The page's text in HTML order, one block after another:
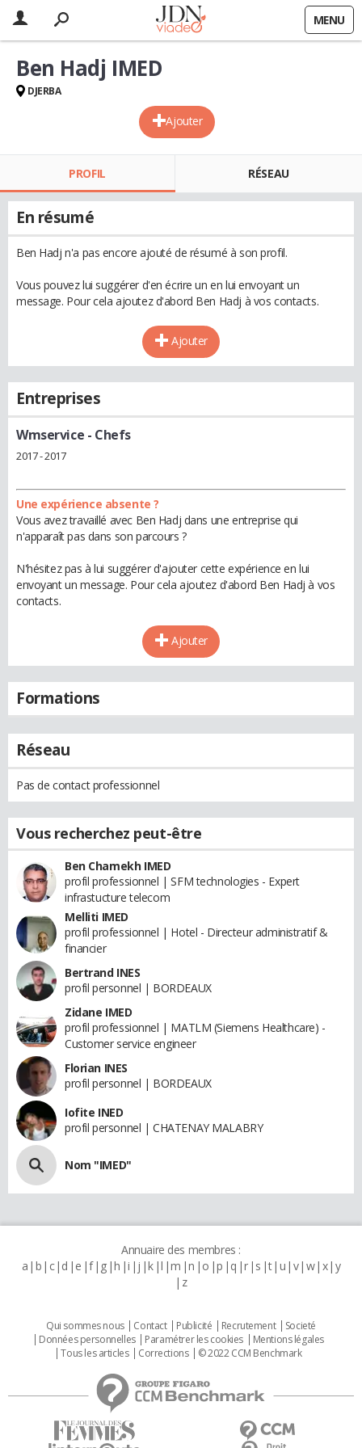
MENU
Ajouter
Ben Hadj IMED
DJERBA
PROFIL RÉSEAU
En résumé
Ben Hadj n'a pas encore ajouté de résumé à son profil.
Vous pouvez lui suggérer d'en écrire un en lui envoyant un
message. Pour cela ajoutez d'abord Ben Hadj à vos contacts.
Ajouter
Entreprises
Wmservice - Chefs
2017 - 2017
Une expérience absente ?
Vous avez travaillé avec Ben Hadj dans une entreprise qui
n'apparaît pas dans son parcours ?
N'hésitez pas à lui suggérer d'ajouter cette expérience en lui
envoyant un message. Pour cela ajoutez d'abord Ben Hadj à vos
contacts.
Ajouter
Formations
Réseau
Pas de contact professionnel
Vous recherchez peut-être
Ben Chamekh IMED
profil professionnel | SFM technologies - Expert
infrastucture telecom
Melliti IMED
profil professionnel | Hotel - Directeur administratif &
financier
Bertrand INES
profil personnel | BORDEAUX
Zidane IMED
profil professionnel | MATLM (Siemens Healthcare) -
Customer service engineer
Florian INES
profil personnel | BORDEAUX
Iofite INED
profil personnel | CHATENAY MALABRY
Nom "IMED"
Annuaire des membres :
a b c d e f g h i j k l m n o p q r s t u v w x y
z
Qui sommes nous Contact Publicité Recrutement
Societé
Données personnelles
Paramétrer les cookies
Mentions légales
Tous les articles
Corrections © 2022 CCM Benchmark